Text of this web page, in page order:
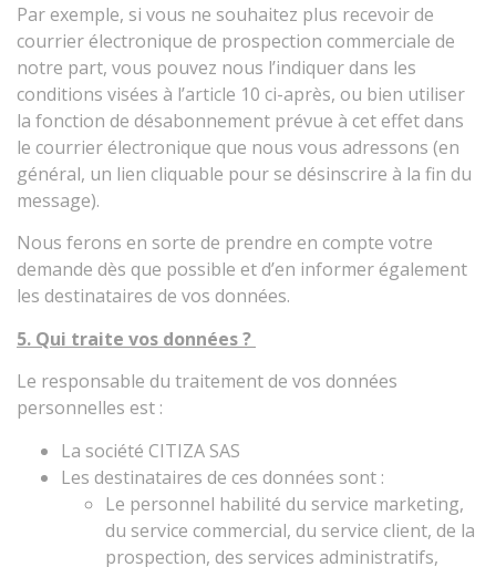
Par exemple, si vous ne souhaitez plus recevoir de
courrier électronique de prospection commerciale de
notre part, vous pouvez nous l’indiquer dans les
conditions visées à l’article 10 ci-après, ou bien utiliser
la fonction de désabonnement prévue à cet effet dans
le courrier électronique que nous vous adressons (en
général, un lien cliquable pour se désinscrire à la fin du
message).
Nous ferons en sorte de prendre en compte votre
demande dès que possible et d’en informer également
les destinataires de vos données.
5. Qui traite vos données ?
Le responsable du traitement de vos données
personnelles est :
La société CITIZA SAS
Les destinataires de ces données sont :
Le personnel habilité du service marketing,
du service commercial, du service client, de la
prospection, des services administratifs,